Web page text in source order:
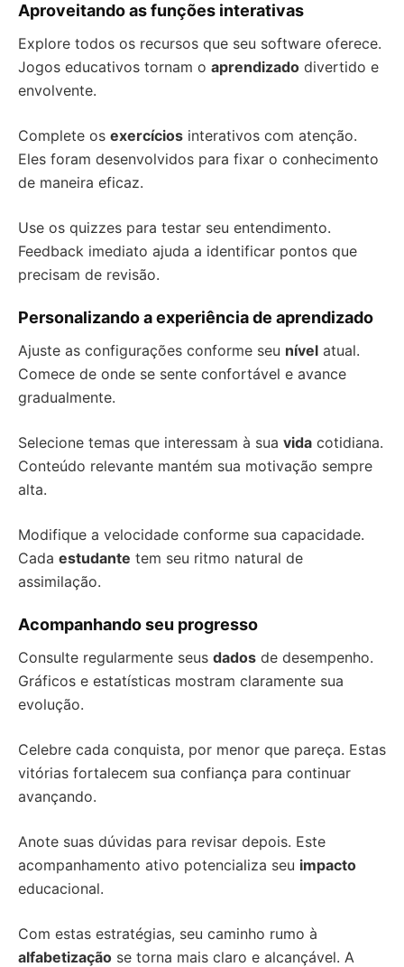
Aproveitando as funções interativas
Explore todos os recursos que seu software oferece.
Jogos educativos tornam o aprendizado divertido e
envolvente.
Complete os exercícios interativos com atenção.
Eles foram desenvolvidos para fixar o conhecimento
de maneira eficaz.
Use os quizzes para testar seu entendimento.
Feedback imediato ajuda a identificar pontos que
precisam de revisão.
Personalizando a experiência de aprendizado
Ajuste as configurações conforme seu nível atual.
Comece de onde se sente confortável e avance
gradualmente.
Selecione temas que interessam à sua vida cotidiana.
Conteúdo relevante mantém sua motivação sempre
alta.
Modifique a velocidade conforme sua capacidade.
Cada estudante tem seu ritmo natural de
assimilação.
Acompanhando seu progresso
Consulte regularmente seus dados de desempenho.
Gráficos e estatísticas mostram claramente sua
evolução.
Celebre cada conquista, por menor que pareça. Estas
vitórias fortalecem sua confiança para continuar
avançando.
Anote suas dúvidas para revisar depois. Este
acompanhamento ativo potencializa seu impacto
educacional.
Com estas estratégias, seu caminho rumo à
alfabetização se torna mais claro e alcançável. A